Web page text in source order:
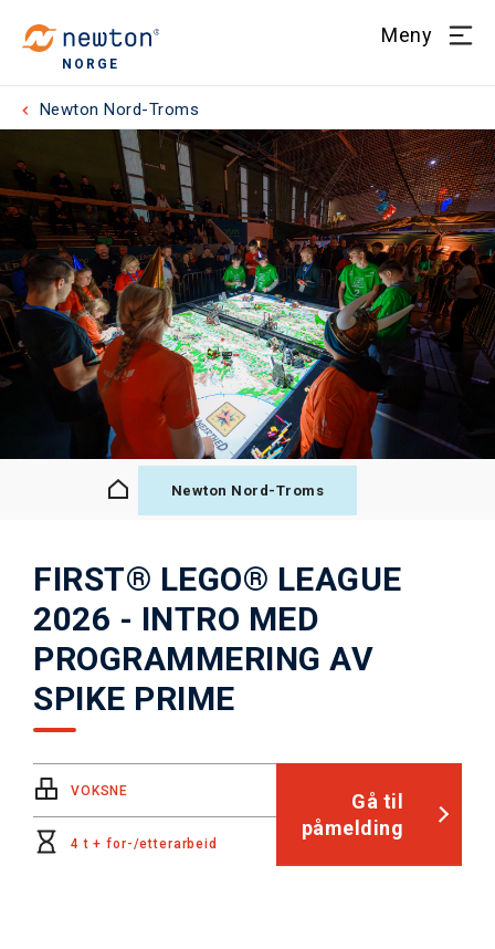
NORGE
Meny
Newton Nord-Troms
Newton Nord-Troms
FIRST® LEGO® LEAGUE
2026 - INTRO MED
PROGRAMMERING AV
SPIKE PRIME
VOKSNE
4 t + for-/etterarbeid
Gå til
påmelding